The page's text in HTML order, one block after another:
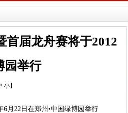
首届龙舟赛将于2012
园举行
小】